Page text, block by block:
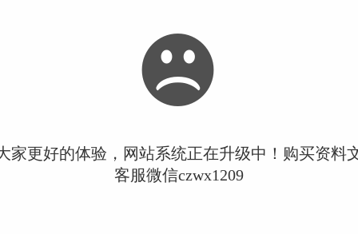
家更好的体验，网站系统正在升级中！购买资料
客服微信czwx1209